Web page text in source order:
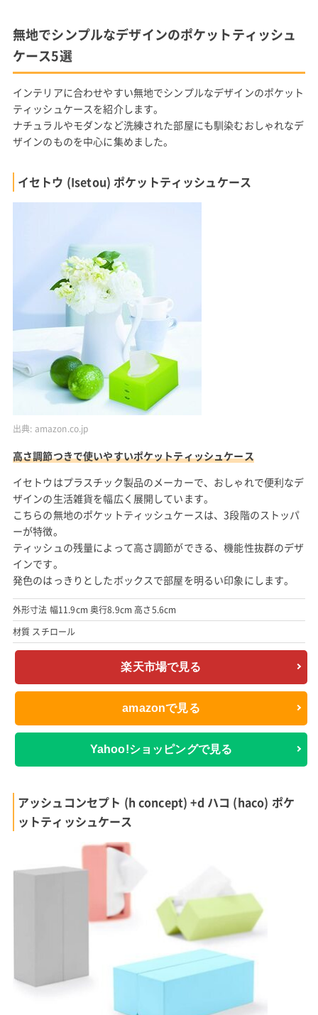
無地でシンプルなデザインのポケットティッシュ
ケース5選
インテリアに合わせやすい無地でシンプルなデザインのポケット
ティッシュケースを紹介します。
ナチュラルやモダンなど洗練された部屋にも馴染むおしゃれなデ
ザインのものを中心に集めました。
イセトウ (Isetou) ポケットティッシュケース
出典: amazon.co.jp
高さ調節つきで使いやすいポケットティッシュケース
イセトウはプラスチック製品のメーカーで、おしゃれで便利なデ
ザインの生活雑貨を幅広く展開しています。
こちらの無地のポケットティッシュケースは、3段階のストッパ
ーが特徴。
ティッシュの残量によって高さ調節ができる、機能性抜群のデザ
インです。
発色のはっきりとしたボックスで部屋を明るい印象にします。
外形寸法 幅11.9cm 奥行8.9cm 高さ5.6cm
材質 スチロール
楽天市場で見る
amazonで見る
Yahoo!ショッピングで見る
アッシュコンセプト (h concept) +d ハコ (haco) ポケ
ットティッシュケース